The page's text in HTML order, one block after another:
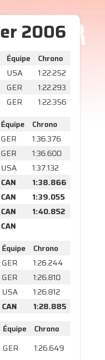
2006
Équipe
Chrono
USA
1:22.252
GER
1:22.293
GER
1:22.356
Équipe
Chrono
GER
1:36.376
GER
1:36.600
USA
1:37.132
CAN
1:38.866
CAN
1:39.055
CAN
1:40.852
CAN
Équipe
Chrono
GER
1:26.244
GER
1:26.810
USA
1:26.812
CAN
1:28.885
Équipe
Chrono
GER
1:26.649